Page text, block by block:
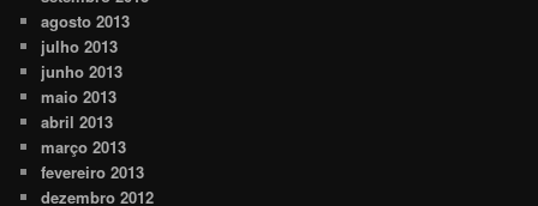
agosto 2013
julho 2013
junho 2013
maio 2013
abril 2013
março 2013
fevereiro 2013
dezembro 2012